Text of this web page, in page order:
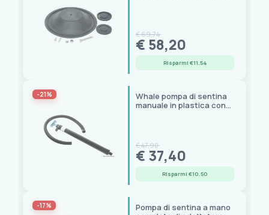
Scontati (61)
GATE14
Johnson
Osculati(7)
PLASTIMO(11)
Viking
€ 69,74
€ 58,20
Risparmi €11.54
-21%
Whale pompa di sentina
manuale in plastica con
€ 47,90
€ 37,40
Risparmi €10.50
-17%
Pompa di sentina a mano